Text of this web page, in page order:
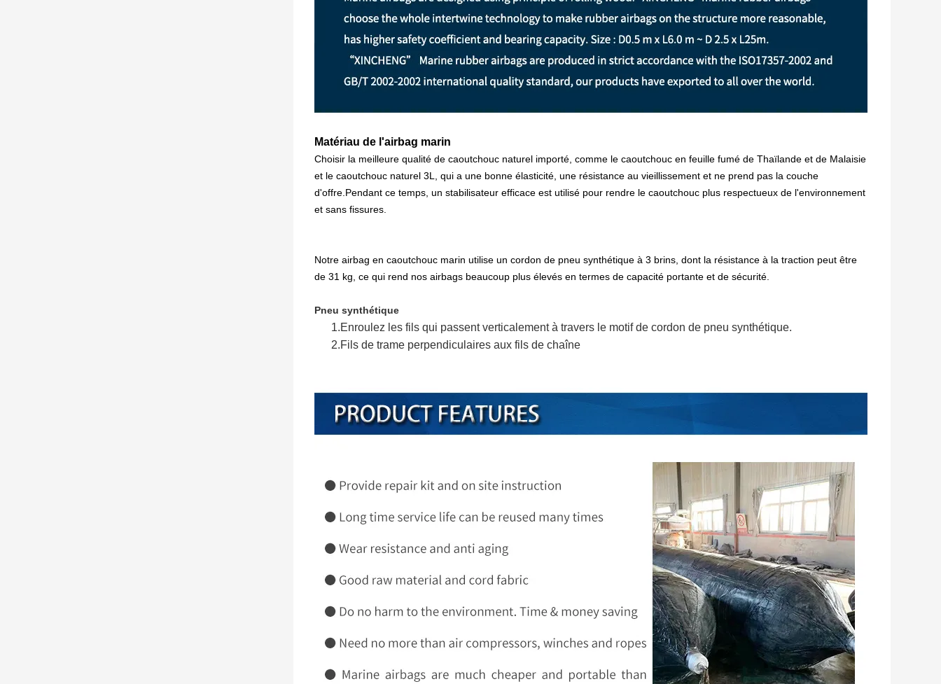
Matériau de l'airbag marin
Choisir la meilleure qualité de caoutchouc naturel importé, comme le caoutchouc en feuille fumé de Thaïlande et de Malaisie
et le caoutchouc naturel 3L, qui a une bonne élasticité, une résistance au vieillissement et ne prend pas la couche
d'offre.Pendant ce temps, un stabilisateur efficace est utilisé pour rendre le caoutchouc plus respectueux de l'environnement
et sans fissures.
Notre airbag en caoutchouc marin utilise un cordon de pneu synthétique à 3 brins, dont la résistance à la traction peut être
de 31 kg, ce qui rend nos airbags beaucoup plus élevés en termes de capacité portante et de sécurité.
Pneu synthétique
1.Enroulez les fils qui passent verticalement à travers le motif de cordon de pneu synthétique.
2.Fils de trame perpendiculaires aux fils de chaîne